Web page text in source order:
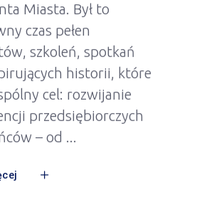
Miasta. Był to
czas pełen
szkoleń, spotkań
historii, które
cel: rozwijanie
przedsiębiorczych
– od